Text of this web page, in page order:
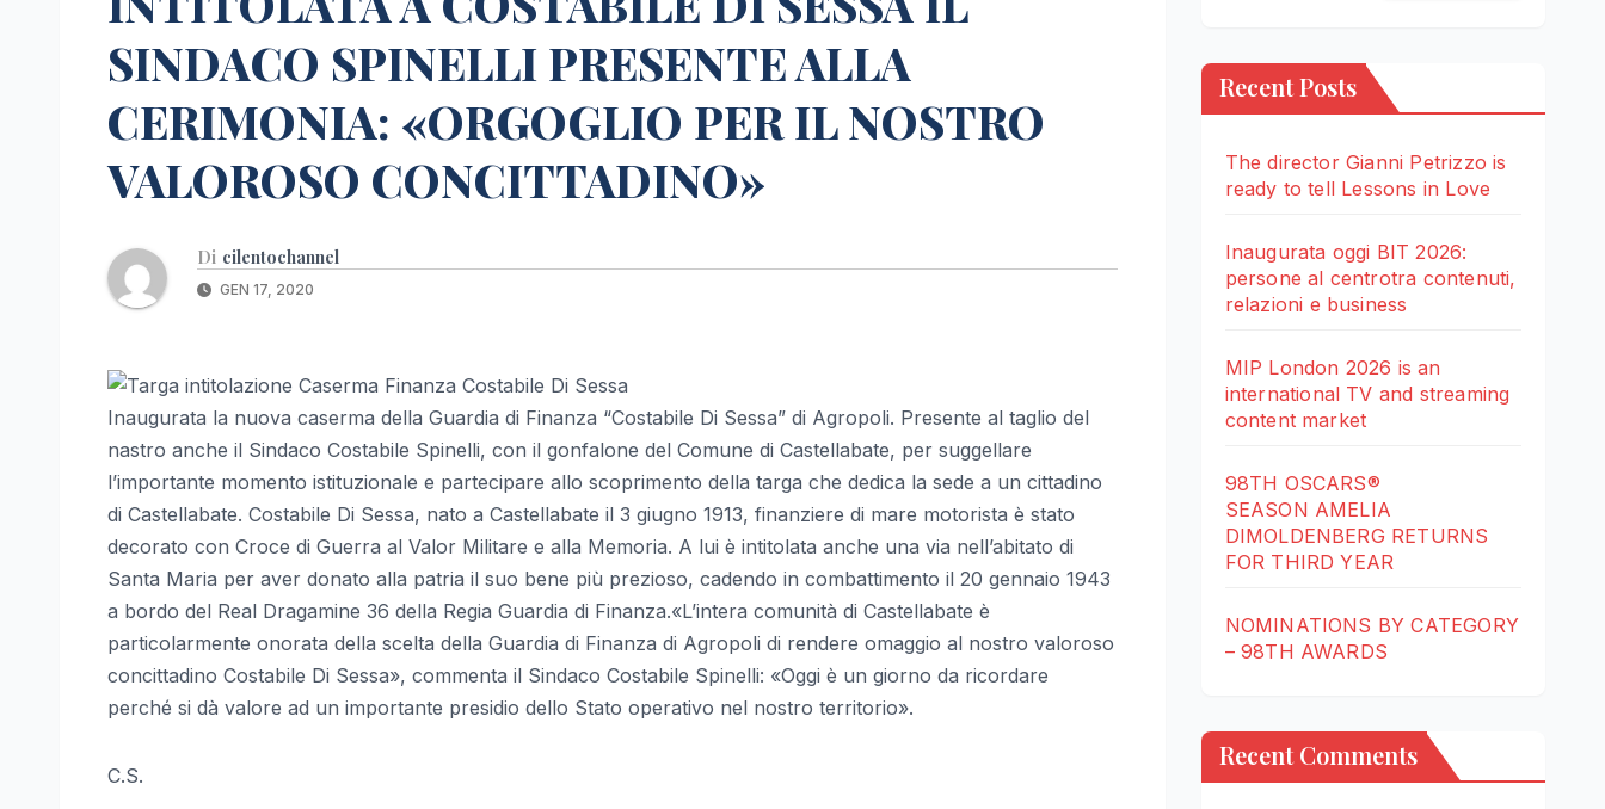
SINDACO SPINELLI PRESENTE ALLA
CERIMONIA: «ORGOGLIO PER IL NOSTRO
VALOROSO CONCITTADINO»
Di cilentochannel
GEN 17, 2020
Inaugurata la nuova caserma della Guardia di Finanza “Costabile Di Sessa” di Agropoli. Presente al taglio del
nastro anche il Sindaco Costabile Spinelli, con il gonfalone del Comune di Castellabate, per suggellare
l’importante momento istituzionale e partecipare allo scoprimento della targa che dedica la sede a un cittadino
di Castellabate. Costabile Di Sessa, nato a Castellabate il 3 giugno 1913, finanziere di mare motorista è stato
decorato con Croce di Guerra al Valor Militare e alla Memoria. A lui è intitolata anche una via nell’abitato di
Santa Maria per aver donato alla patria il suo bene più prezioso, cadendo in combattimento il 20 gennaio 1943
a bordo del Real Dragamine 36 della Regia Guardia di Finanza.«L’intera comunità di Castellabate è
particolarmente onorata della scelta della Guardia di Finanza di Agropoli di rendere omaggio al nostro valoroso
concittadino Costabile Di Sessa», commenta il Sindaco Costabile Spinelli: «Oggi è un giorno da ricordare
perché si dà valore ad un importante presidio dello Stato operativo nel nostro territorio».
C.S.
Recent Posts
The director Gianni Petrizzo is
ready to tell Lessons in Love
Inaugurata oggi BIT 2026:
persone al centrotra contenuti,
relazioni e business
MIP London 2026 is an
international TV and streaming
content market
98TH OSCARS®
SEASON AMELIA
DIMOLDENBERG RETURNS
FOR THIRD YEAR
NOMINATIONS BY CATEGORY
– 98TH AWARDS
Recent Comments